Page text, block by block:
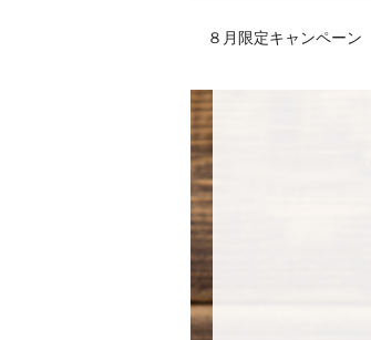
８月限定キャンペーン